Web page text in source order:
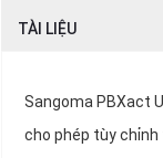
TÀI LIỆU
Sangoma PBXact
cho phép tùy